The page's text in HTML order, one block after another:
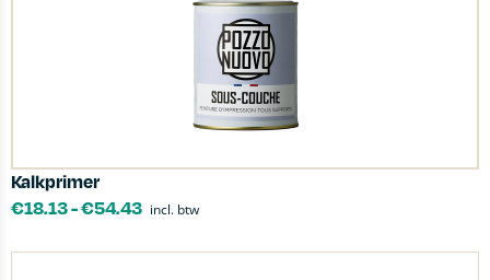
Kalkprimer
€18.13-€54.43 incl. btw